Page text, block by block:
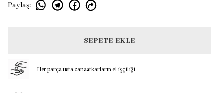
Paylaş:
SEPETE EKLE
Her parça usta zanaatkarların el işçiliği